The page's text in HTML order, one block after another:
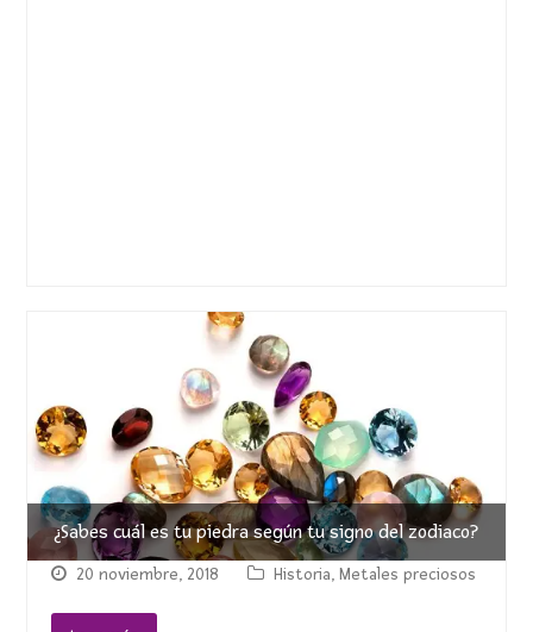
¿Sabes cuál es tu piedra según tu signo del zodiaco?
20 noviembre, 2018 Historia,Metales preciosos